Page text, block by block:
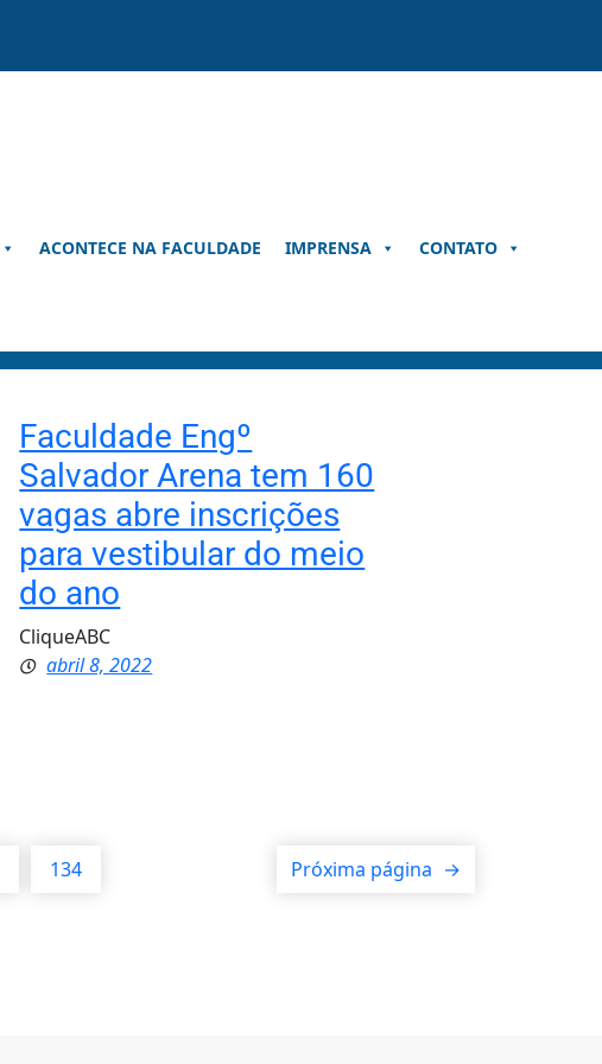
ACONTECE NA FACULDADE IMPRENSA CONTATO
Faculdade Engº
Salvador Arena tem 160
vagas abre inscrições
para vestibular do meio
do ano
CliqueABC
abril 8, 2022
134 Próxima página →